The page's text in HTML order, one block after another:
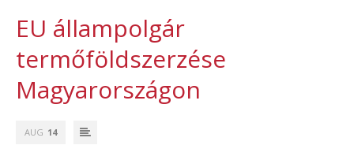
EU állampolgár
termőföldszerzése
Magyarországon
AUG 14